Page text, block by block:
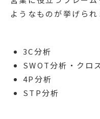
ようなものが挙げられ
3C分析
SWOT分析・クロ
4P分析
STP分析